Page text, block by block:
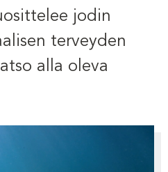
jodin
terveyden
alla oleva